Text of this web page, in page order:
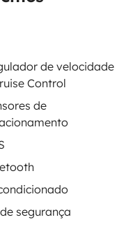
de velocidade
Control
de
segurança
Pedido de aluguer